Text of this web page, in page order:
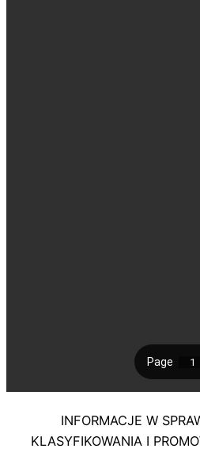
INFORMACJE W
KLASYFIKOWANIA I